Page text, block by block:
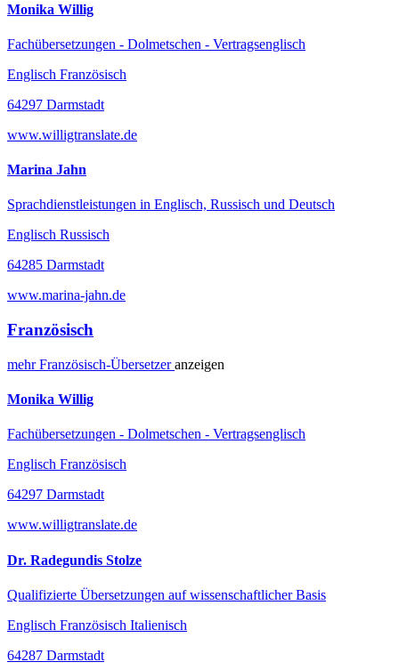
Monika Willig
Fachübersetzungen - Dolmetschen - Vertragsenglisch
Englisch Französisch
64297 Darmstadt
www.willigtranslate.de
Marina Jahn
Sprachdienstleistungen in Englisch, Russisch und Deutsch
Englisch Russisch
64285 Darmstadt
www.marina-jahn.de
Französisch
mehrFranzösisch-Übersetzeranzeigen
Monika Willig
Fachübersetzungen - Dolmetschen - Vertragsenglisch
Englisch Französisch
64297 Darmstadt
www.willigtranslate.de
Dr. Radegundis Stolze
Qualifizierte Übersetzungen auf wissenschaftlicher Basis
Englisch Französisch Italienisch
64287 Darmstadt